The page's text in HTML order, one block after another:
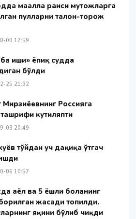
маҳалла раиси муҳтожларга
пулларни талон-торож
08 17:59
иши» ёпиқ судда
бўлди
25 21:32
Россияга
кутиляпти
03 20:49
тўйдан уч дақиқа ўтгач
06 10:57
аёл ва 5 ёшли боланинг
жасади топилди.
яқини бўлиб чиқди